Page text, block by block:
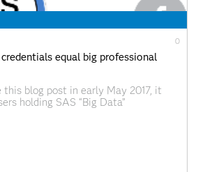
0
equal big professional
blog post in early May 2017, it
holding SAS “Big Data”
Edition. The response was
thanks to all of you that participated.
are in, I wanted